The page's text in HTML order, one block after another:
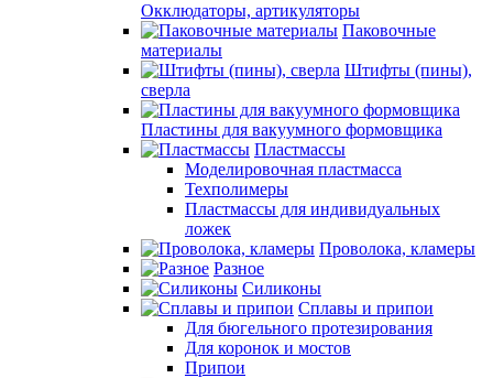
Окклюдаторы, артикуляторы
Паковочные
материалы
Штифты (пины),
сверла
Пластины для вакуумного формовщика
Пластмассы
Моделировочная пластмасса
Техполимеры
Пластмассы для индивидуальных
ложек
Проволока, кламеры
Разное
Силиконы
Сплавы и припои
Для бюгельного протезирования
Для коронок и мостов
Припои